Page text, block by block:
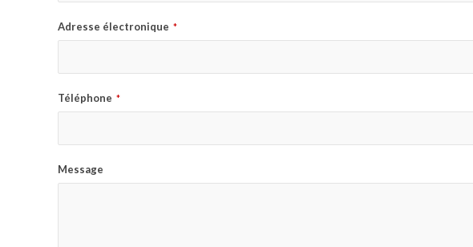
Adresse électronique *
Téléphone *
Message